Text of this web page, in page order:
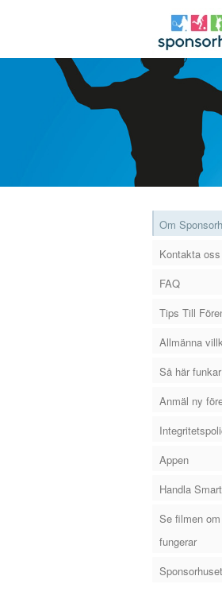
Om
Kontakta oss
FAQ
Tips Till
Allmänna
Så här
Anmäl ny
Appen
Handla Smart
Se filmen
fungerar